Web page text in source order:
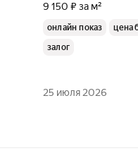
9 150 ₽ за м²
онлайн показ
цена
залог
25 июля 2026